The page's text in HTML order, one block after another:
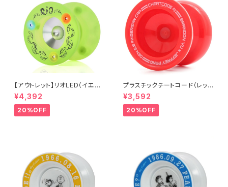
【アウトレット】リオLED（イエロ
ー）
¥4,392
20%OFF
プラスチックチートコード（レッ
ド）
¥3,592
20%OFF